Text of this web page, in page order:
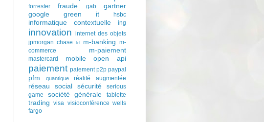
forrester fraude gab
gartner
google
green it hsbc
informatique contextuelle ing
innovation internet des objets
jpmorgan chase
lcl m-banking m-
commerce
m-paiement
mastercard mobile open api
paiement paiement p2p paypal
pfm quantique réalité augmentée
réseau social sécurité
serious
game
société générale tablette
trading visa visioconférence wells
fargo